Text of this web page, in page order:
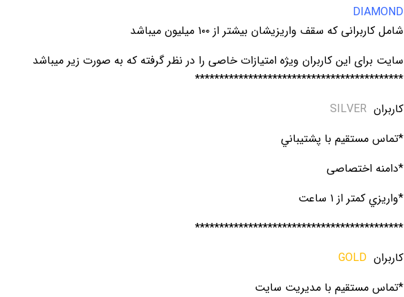
DIAMOND
شامل کاربرانی که سقف واريزيشان بیشتر از ١٠٠ ميليون میباشد
سایت برای این کاربران ویژه امتیازات خاصی را در نظر گرفته که به صورت زیر میباشد
*******************************************
کاربران SILVER
*تماس مستقيم با پشتيباني
*دامنه اختصاصی
*واريزي كمتر از ۱ ساعت
*******************************************
کاربران GOLD
*تماس مستقيم با مديريت سايت